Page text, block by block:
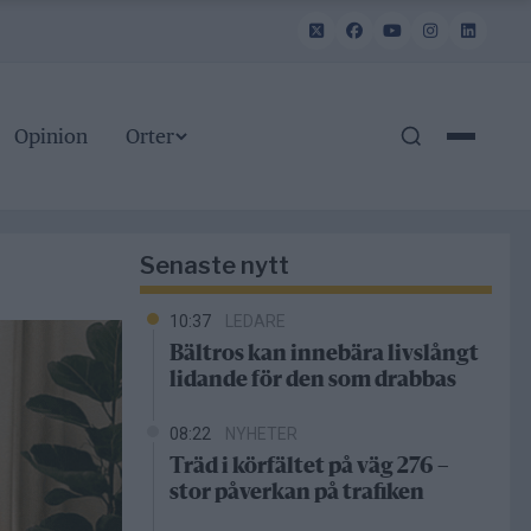
Opinion Orter
Senaste nytt
10:37 LEDARE
Bältros kan innebära livslångt
lidande för den som drabbas
08:22 NYHETER
Träd i körfältet på väg 276 –
stor påverkan på trafiken